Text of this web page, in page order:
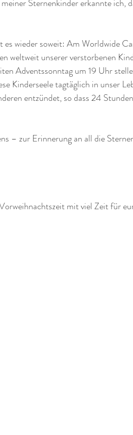
Sternenkinder erkannte ich,
wieder soweit: Am Worldwide
weltweit unserer verstorbenen
Adventssonntag um 19 Uhr
Kinderseele tagtäglich in unser
entzündet, so dass 24
– zur Erinnerung an all die
mit viel Zeit für